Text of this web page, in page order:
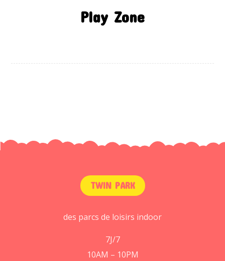
Play Zone
TWIN PARK
des parcs de loisirs indoor
7J/7
10AM – 10PM